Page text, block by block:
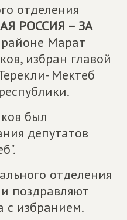
отделения
РОССИЯ – ЗА
Марат
избран главой
Мектеб
был
депутатов
отделения
поздравляют
с избранием.